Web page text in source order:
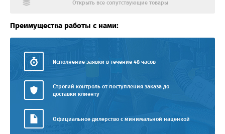
Открыть все сопутствующие товары
Преимущества работы с нами:
Исполнение заявки в течение 48 часов
Строгий контроль от поступления заказа до
доставки клиенту
Официальное дилерство с минимальной наценкой